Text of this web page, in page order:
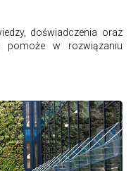
doświadczenia oraz
pomoże w rozwiązaniu